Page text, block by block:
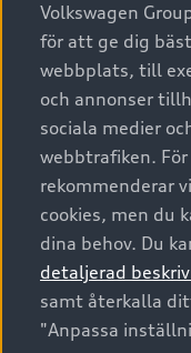
A6 modellerna
SUV
Avant
Audi Sport
Privatleasing
Nya bilar i lager
Begagnade bilar i
Audi approved :plus
Finansiering
Audi exclusive
Provkörning
Service & tillbehör
Audi digital services
Originaltillbehör -
Garantier
Försäkring
Digitala manualer
Audi Collection –
Vanliga frågor
Tjänstebil
Tjänstebil
Business lease
Företagsleasing
Om Audi
Kontakta oss
Audi
myAudi
Pressmeddelanden
© 2026 AUDI
Utgivare Juridiskt
Juridiskt Audi Digital
Volkswagen
för att ge dig
webbplats, till
och annonser
sociala medier
webbtrafiken.
rekommenderar
cookies, men du
dina behov. Du
detaljerad
samt återkalla
"Anpassa